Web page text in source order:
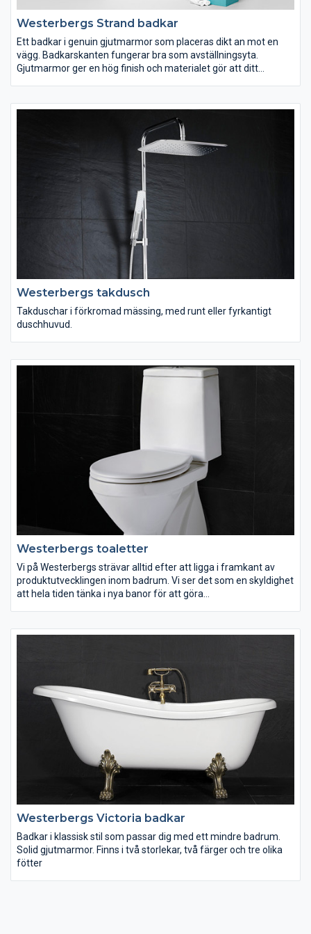
Westerbergs Strand badkar
Ett badkar i genuin gjutmarmor som placeras dikt an mot en
vägg. Badkarskanten fungerar bra som avställningsyta.
Gjutmarmor ger en hög finish och materialet gör att ditt
Westerbergs takdusch
Takduschar i förkromad mässing, med runt eller fyrkantigt
duschhuvud.
Westerbergs toaletter
Vi på Westerbergs strävar alltid efter att ligga i framkant av
produktutvecklingen inom badrum. Vi ser det som en skyldighet
att hela tiden tänka i nya banor för att göra
lättstädad vägghängd.
Westerbergs Victoria badkar
Badkar i klassisk stil som passar dig med ett mindre badrum.
Solid gjutmarmor. Finns i två storlekar, två färger och tre olika
fötter